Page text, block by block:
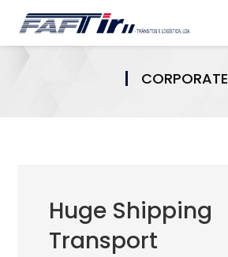
CORPORATE
Huge Shipping
Transport